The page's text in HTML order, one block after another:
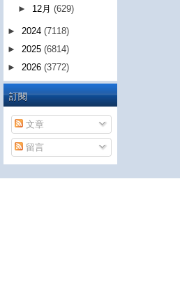
► 12月(629)
► 2024 (7118)
► 2025 (6814)
► 2026 (3772)
訂閱
文章
留言